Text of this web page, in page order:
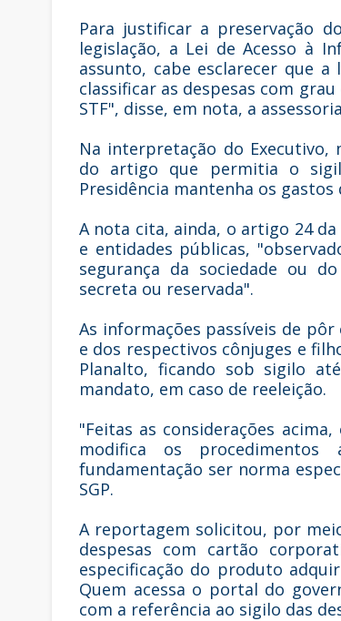
Para justificar a preservação
legislação, a Lei de Acesso à
assunto, cabe esclarecer que a
classificar as despesas com
STF", disse, em nota, a
Na interpretação do Executivo,
do artigo que permitia o
Presidência mantenha os
A nota cita, ainda, o artigo 24
e entidades públicas,
segurança da sociedade ou
secreta ou reservada".
As informações passíveis de
e dos respectivos cônjuges e
Planalto, ficando sob sigilo
mandato, em caso de reeleição.
"Feitas as considerações
modifica os
fundamentação ser norma
SGP.
A reportagem solicitou, por
despesas com cartão
especificação do produto
Quem acessa o portal do
com a referência ao sigilo das